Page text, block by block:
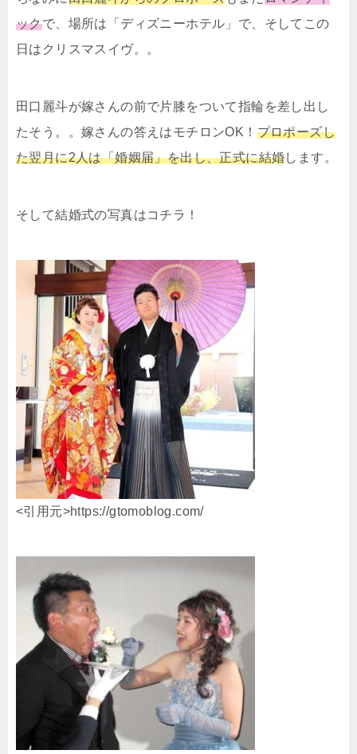
ックで、場所は「ディズニーホテル」で、そしてこの
日はクリスマスイヴ。。
田口麗斗が嫁さんの前で片膝をついて指輪を差し出し
たそう。。嫁さんの答えはモチロンOK！ プロポーズし
た翌月に2人は「婚姻届」を出し、正式に結婚します。
そして結婚式の写真はコチラ！
<引用元>https://gtomoblog.com/